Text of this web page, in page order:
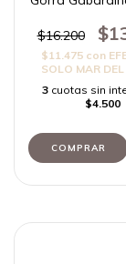
$16.200
$11.475 con
SOLO MAR
3 cuotas sin
$4.500